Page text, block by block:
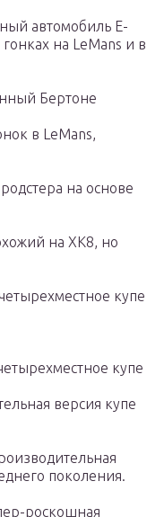
автомобиль E-
на LeMans и в
Бертоне
в LeMans,
на основе
на XK8, но
купе
купе
версия купе
поколения.
роскошная